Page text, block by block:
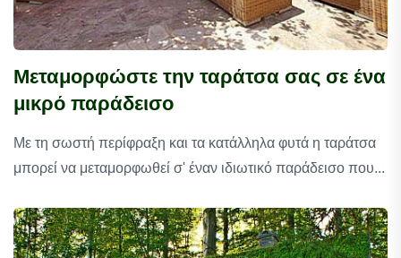
Μεταμορφώστε την ταράτσα σας σε ένα
μικρό παράδεισο
Με τη σωστή περίφραξη και τα κατάλληλα φυτά η ταράτσα
μπορεί να μεταμορφωθεί σ' έναν ιδιωτικό παράδεισο που...